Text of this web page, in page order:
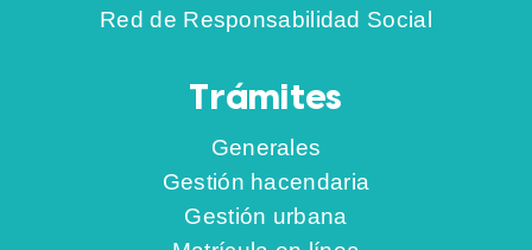
Red de Responsabilidad Social
Trámites
Generales
Gestión hacendaria
Gestión urbana